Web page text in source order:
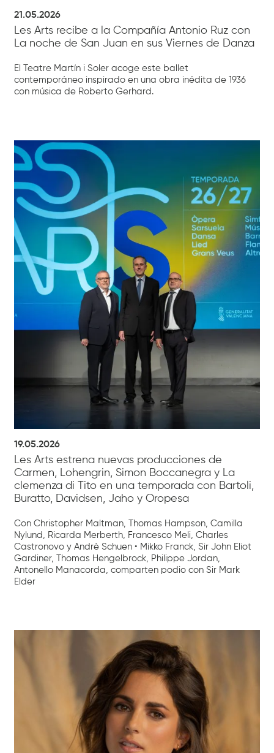
21.05.2026
Les Arts recibe a la Compañía Antonio Ruz con
La noche de San Juan en sus Viernes de Danza
El Teatre Martín i Soler acoge este ballet
contemporáneo inspirado en una obra inédita de 1936
con música de Roberto Gerhard.
19.05.2026
Les Arts estrena nuevas producciones de
Carmen, Lohengrin, Simon Boccanegra y La
clemenza di Tito en una temporada con Bartoli,
Buratto, Davidsen, Jaho y Oropesa
Con Christopher Maltman, Thomas Hampson, Camilla
Nylund, Ricarda Merberth, Francesco Meli, Charles
Castronovo y Andrè Schuen • Mikko Franck, Sir John Eliot
Gardiner, Thomas Hengelbrock, Philippe Jordan,
Antonello Manacorda, comparten podio con Sir Mark
Elder